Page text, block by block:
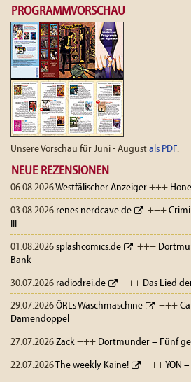
PROGRAMMVORSCHAU
Unsere Vorschau für Juni - August als PDF.
NEUE REZENSIONEN
06.08.2026Westfälischer Anzeiger +++
03.08.2026 renes nerdcave.de +++
01.08.2026 splashcomics.de +++
Bank
30.07.2026 radiodrei.de +++ Das Lied
29.07.2026 ÖRLs Waschmaschine +++
Damendoppel
27.07.2026 Zack +++ Dortmunder – Fünf
22.07.2026 The weekly Kaine! +++ YON